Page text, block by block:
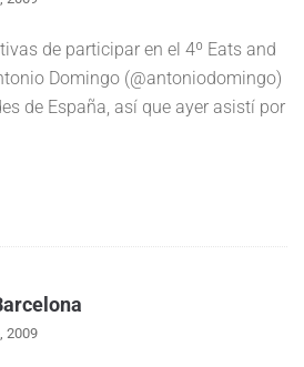
de participar en el 4º Eats and
Domingo (@antoniodomingo)
de España, así que ayer asistí por
2009